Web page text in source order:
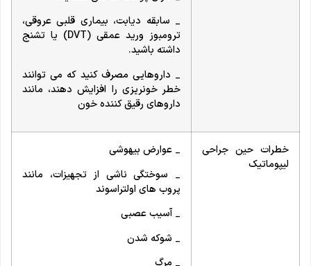
_ سابقه دیابت، بیماری قلبی عروقی،
ترومبوز ورید عمقی (DVT) یا تشنج
داشته باشید.
_ داروهایی مصرف کنید که می توانند
خطر خونریزی را افزایش دهند، مانند
داروهای رقیق کننده خون
خطرات حین جراحی
لیپوماتیک
_ عوارض بیهوشی
_ سوختگی ناشی از تجهیزات، مانند
پروب های اولتراسوند
_ آسیب عصبی
_ شوکه شدن
_ مرگ